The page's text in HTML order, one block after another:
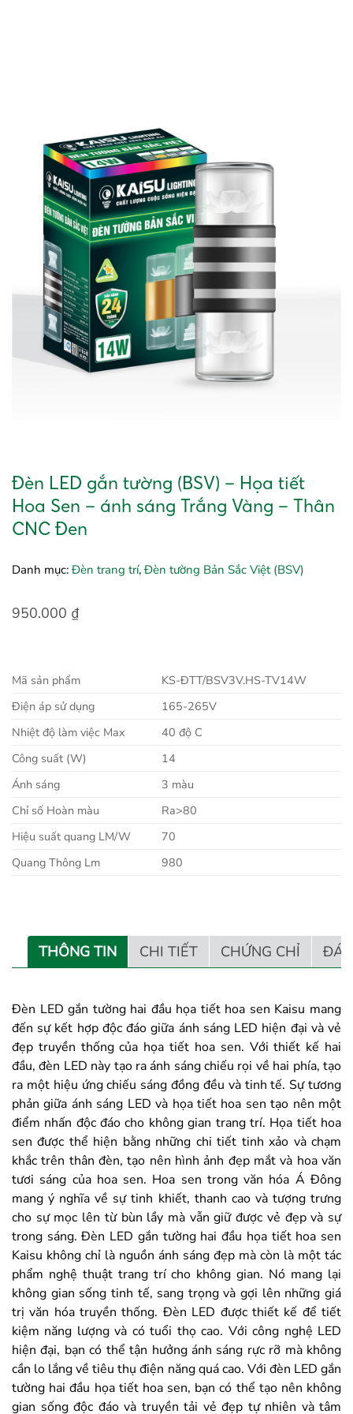
Đèn LED gắn tường (BSV) – Họa tiết
Hoa Sen – ánh sáng Trắng Vàng – Thân
CNC Đen
Danh mục: Đèn trang trí, Đèn tường Bản Sắc Việt (BSV)
950.000 ₫
Mã sản phẩm
KS-ĐTT/BSV3V.HS-TV14W
Điện áp sử dụng
165-265V
Nhiệt độ làm việc Max
40 độ C
Công suất (W)
14
Ánh sáng
3 màu
Chỉ số Hoàn màu
Ra>80
Hiệu suất quang LM/W
70
Quang Thông Lm
980
THÔNG TIN CHI TIẾT CHỨNG CHỈ
Đèn LED gắn tường hai đầu họa tiết hoa sen Kaisu mang
đến sự kết hợp độc đáo giữa ánh sáng LED hiện đại và vẻ
đẹp truyền thống của họa tiết hoa sen. Với thiết kế hai
đầu, đèn LED này tạo ra ánh sáng chiếu rọi về hai phía, tạo
ra một hiệu ứng chiếu sáng đồng đều và tinh tế. Sự tương
phản giữa ánh sáng LED và họa tiết hoa sen tạo nên một
điểm nhấn độc đáo cho không gian trang trí. Họa tiết hoa
sen được thể hiện bằng những chi tiết tinh xảo và chạm
khắc trên thân đèn, tạo nên hình ảnh đẹp mắt và hoa văn
tươi sáng của hoa sen. Hoa sen trong văn hóa Á Đông
mang ý nghĩa về sự tinh khiết, thanh cao và tượng trưng
cho sự mọc lên từ bùn lầy mà vẫn giữ được vẻ đẹp và sự
trong sáng. Đèn LED gắn tường hai đầu họa tiết hoa sen
Kaisu không chỉ là nguồn ánh sáng đẹp mà còn là một tác
phẩm nghệ thuật trang trí cho không gian. Nó mang lại
không gian sống tinh tế, sang trọng và gợi lên những giá
trị văn hóa truyền thống. Đèn LED được thiết kế để tiết
kiệm năng lượng và có tuổi thọ cao. Với công nghệ LED
hiện đại, bạn có thể tận hưởng ánh sáng rực rỡ mà không
cần lo lắng về tiêu thụ điện năng quá cao. Với đèn LED gắn
tường hai đầu họa tiết hoa sen, bạn có thể tạo nên không
gian sống độc đáo và truyền tải vẻ đẹp tự nhiên và tâm